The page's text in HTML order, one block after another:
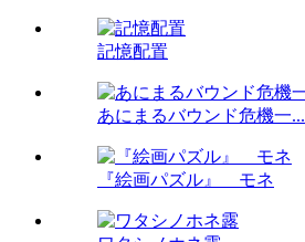
記憶配置
あにまるバウンド危機一...
『絵画パズル』 モネ